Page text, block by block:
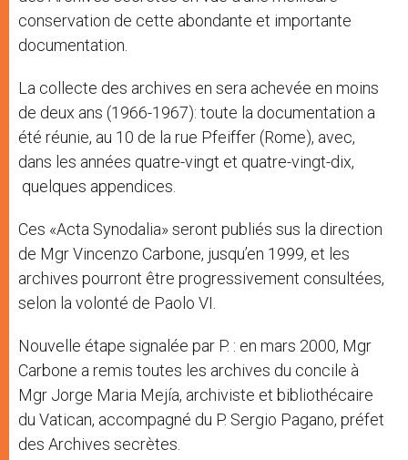
conservation de cette abondante et importante
documentation.
La collecte des archives en sera achevée en moins
de deux ans (1966-1967): toute la documentation a
été réunie, au 10 de la rue Pfeiffer (Rome), avec,
dans les années quatre-vingt et quatre-vingt-dix,
quelques appendices.
Ces «Acta Synodalia» seront publiés sus la direction
de Mgr Vincenzo Carbone, jusqu’en 1999, et les
archives pourront être progressivement consultées,
selon la volonté de Paolo VI.
Nouvelle étape signalée par P. : en mars 2000, Mgr
Carbone a remis toutes les archives du concile à
Mgr Jorge Maria Mejía, archiviste et bibliothécaire
du Vatican, accompagné du P. Sergio Pagano, préfet
des Archives secrètes.